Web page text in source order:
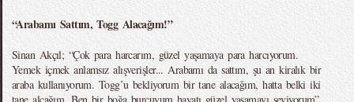
“Arabamı Sattım, Togg Alacağım!”
Sinan Akçıl; “Çok para harcarım, güzel yaşamaya para harcıyorum.
Yemek içmek anlamsız alışverişler... Arabamı da sattım, şu an kiralık bir
araba kullanıyorum. Togg’u bekliyorum bir tane alacağım, hatta belki iki